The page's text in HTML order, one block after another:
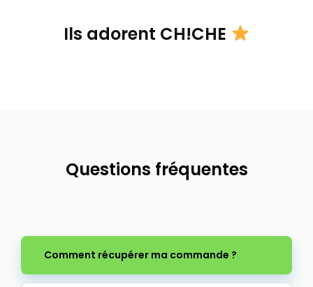
Ils adorent CH!CHE
Questions fréquentes
Comment récupérer ma commande ?